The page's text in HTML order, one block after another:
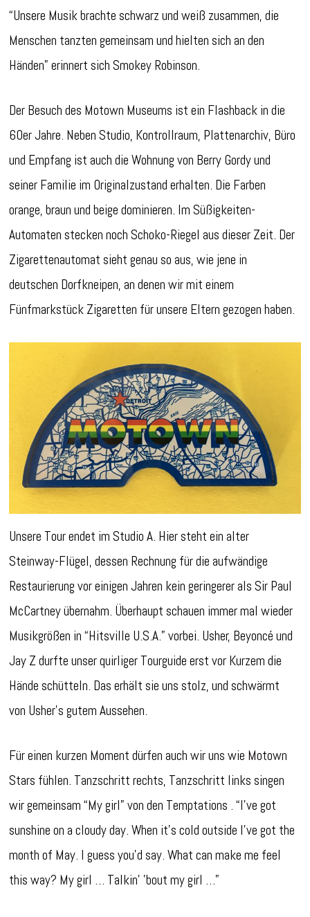
“Unsere Musik brachte schwarz und weiß zusammen, die
Menschen tanzten gemeinsam und hielten sich an den
Händen” erinnert sich Smokey Robinson.
Der Besuch des Motown Museums ist ein Flashback in die
60er Jahre. Neben Studio, Kontrollraum, Plattenarchiv, Büro
und Empfang ist auch die Wohnung von Berry Gordy und
seiner Familie im Originalzustand erhalten. Die Farben
orange, braun und beige dominieren. Im Süßigkeiten-
Automaten stecken noch Schoko-Riegel aus dieser Zeit. Der
Zigarettenautomat sieht genau so aus, wie jene in
deutschen Dorfkneipen, an denen wir mit einem
Fünfmarkstück Zigaretten für unsere Eltern gezogen haben.
Unsere Tour endet im Studio A. Hier steht ein alter
Steinway-Flügel, dessen Rechnung für die aufwändige
Restaurierung vor einigen Jahren kein geringerer als Sir Paul
McCartney übernahm. Überhaupt schauen immer mal wieder
Musikgrößen in “Hitsville U.S.A.” vorbei. Usher, Beyoncé und
Jay Z durfte unser quirliger Tourguide erst vor Kurzem die
Hände schütteln. Das erhält sie uns stolz, und schwärmt
von Usher’s gutem Aussehen.
Für einen kurzen Moment dürfen auch wir uns wie Motown
Stars fühlen. Tanzschritt rechts, Tanzschritt links singen
wir gemeinsam “My girl” von den Temptations . “I’ve got
sunshine on a cloudy day. When it’s cold outside I’ve got the
month of May. I guess you’d say. What can make me feel
this way? My girl … Talkin’ ’bout my girl …”